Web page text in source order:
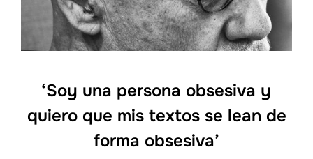
‘Soy una persona obsesiva y
quiero que mis textos se lean de
forma obsesiva’